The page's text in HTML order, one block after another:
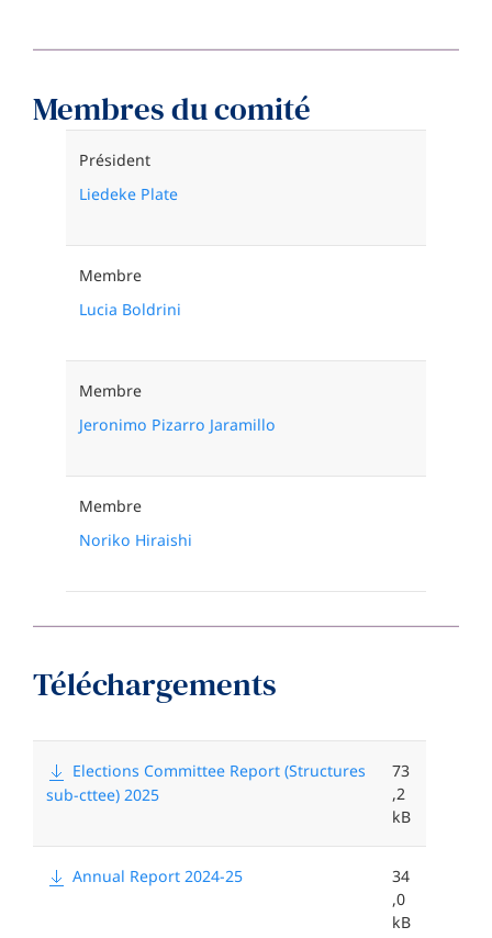
Membres du comité
Président
Liedeke Plate
Membre
Lucia Boldrini
Membre
Jeronimo Pizarro Jaramillo
Membre
Noriko Hiraishi
Téléchargements
N
m
F
e
Elections Committee Report (Structures
sub-cttee) 2025
73
,2
kB
Annual Report 2024-25
34
,0
kB